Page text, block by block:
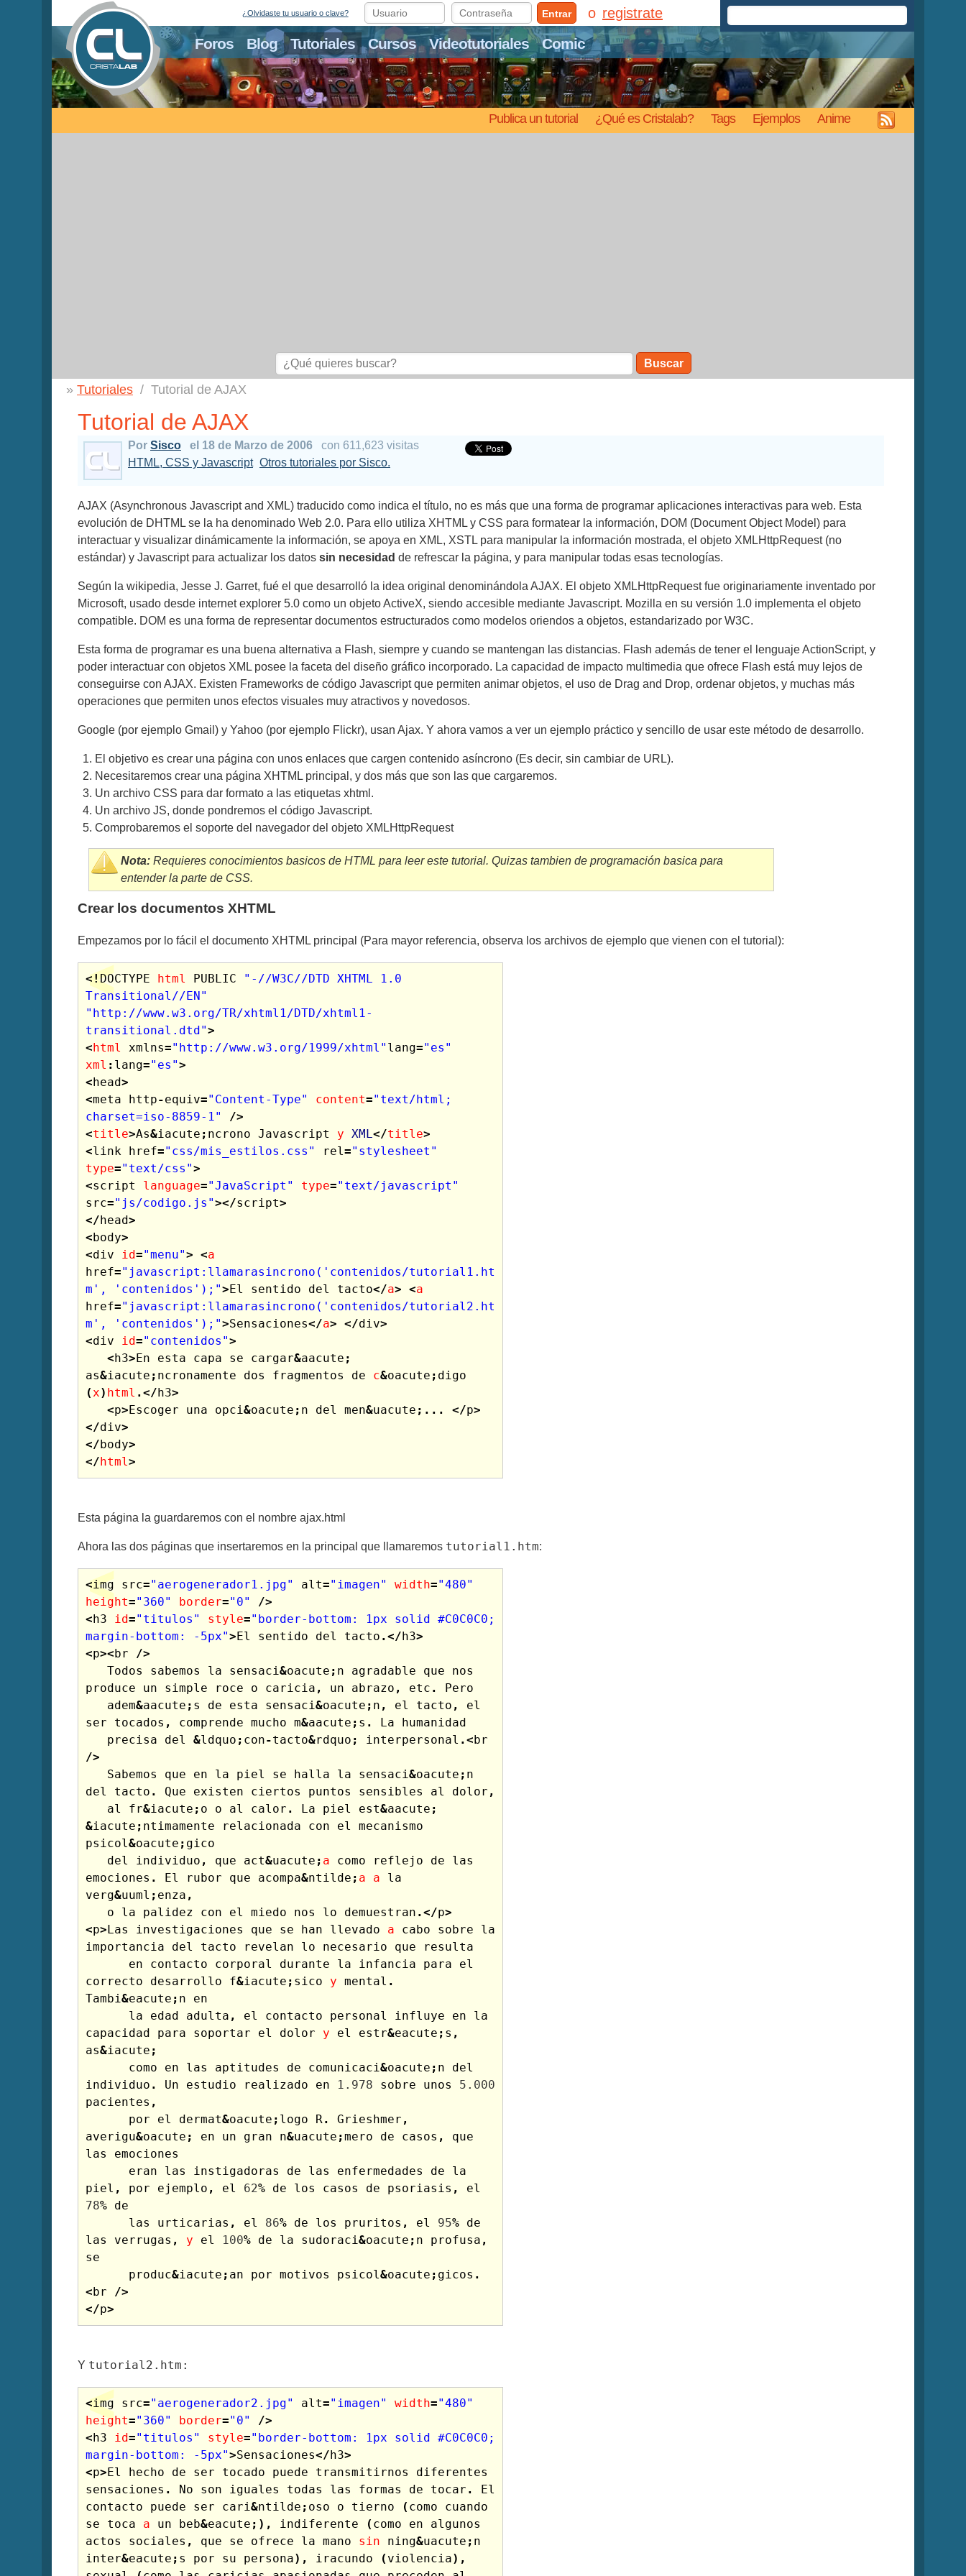
Foros Blog Tutoriales Cursos Videotutoriales Comic
Publica un tutorial ¿Qué es Cristalab? Tags Ejemplos Anime
¿Olvidaste tu usuario o clave? Entrar registrate
Buscar
Tutoriales Tutorial de AJAX
Tutorial de AJAX
Por Sisco el 18 de Marzo de 2006
con 611,623 visitas
HTML, CSS y Javascript Otros tutoriales por Sisco.
AJAX (Asynchronous Javascript and XML) traducido como indica el título, no es más que una forma de programar aplicaciones interactivas para web. Esta
evolución de DHTML se la ha denominado Web 2.0. Para ello utiliza XHTML y CSS para formatear la información, DOM (Document Object Model) para
interactuar y visualizar dinámicamente la información, se apoya en XML, XSTL para manipular la información mostrada, el objeto XMLHttpRequest (no
estándar) y Javascript para actualizar los datos sin necesidad de refrescar la página, y para manipular todas esas tecnologías.
Según la wikipedia, Jesse J. Garret, fué el que desarrolló la idea original denominándola AJAX. El objeto XMLHttpRequest fue originariamente inventado por
Microsoft, usado desde internet explorer 5.0 como un objeto ActiveX, siendo accesible mediante Javascript. Mozilla en su versión 1.0 implementa el objeto
compatible. DOM es una forma de representar documentos estructurados como modelos oriendos a objetos, estandarizado por W3C.
Esta forma de programar es una buena alternativa a Flash, siempre y cuando se mantengan las distancias. Flash además de tener el lenguaje ActionScript, y
poder interactuar con objetos XML posee la faceta del diseño gráfico incorporado. La capacidad de impacto multimedia que ofrece Flash está muy lejos de
conseguirse con AJAX. Existen Frameworks de código Javascript que permiten animar objetos, el uso de Drag and Drop, ordenar objetos, y muchas más
operaciones que permiten unos efectos visuales muy atractivos y novedosos.
Google (por ejemplo Gmail) y Yahoo (por ejemplo Flickr), usan Ajax. Y ahora vamos a ver un ejemplo práctico y sencillo de usar este método de desarrollo.
El objetivo es crear una página con unos enlaces que cargen contenido asíncrono (Es decir, sin cambiar de URL).
Necesitaremos crear una página XHTML principal, y dos más que son las que cargaremos.
Un archivo CSS para dar formato a las etiquetas xhtml.
Un archivo JS, donde pondremos el código Javascript.
Comprobaremos el soporte del navegador del objeto XMLHttpRequest
Nota: Requieres conocimientos basicos de HTML para leer este tutorial. Quizas tambien de programación basica para
entender la parte de CSS.
Crear los documentos XHTML
Empezamos por lo fácil el documento XHTML principal (Para mayor referencia, observa los archivos de ejemplo que vienen con el tutorial):
<!DOCTYPE html PUBLIC
"-//W3C//DTD XHTML 1.0
Transitional//EN"
"http://www.w3.org/TR/xhtml1/DTD/xhtml1-
transitional.dtd">
<html xmlns="http://www.w3.org/1999/xhtml" lang="es"
xml : lang="es">
<head>
<meta http-equiv="Content-Type" content="text/html;
charset=iso-8859-1"
/>
<title>As&iacute ; ncrono Javascript y XML </title>
<link href="css/mis_estilos.css" rel ="stylesheet"
type="text/css">
<script language="JavaScript" type="text/javascript"
src="js/codigo.js"></script>
</head>
<body>
<div id="menu"> <a
href="javascript:llamarasincrono('contenidos/tutorial1.ht
m', 'contenidos');">El sentido del tacto</a> <a
href="javascript:llamarasincrono('contenidos/tutorial2.ht
m', 'contenidos');">Sensaciones</a> </div>
<div id="contenidos">
<h3>En esta capa se cargar&aacute ;
as&iacute ; ncronamente dos fragmentos de c&oacute ; digo
( x) html .</h3>
<p>Escoger una opci &oacute ; n del men&uacute ;... </p>
</div>
</body>
</html >
Esta página la guardaremos con el nombre ajax.html
Ahora las dos páginas que insertaremos en la principal que llamaremos tutorial1.htm:
<img src="aerogenerador1.jpg" alt="imagen" width="480"
height="360" border="0"
/>
<h3 id="titulos" style="border-bottom: 1px solid #C0C0C0;
margin-bottom: -5px">El sentido del tacto .</h3>
<p><br
/>
Todos
sabemos la sensaci &oacute ; n agradable que
nos
produce
un simple roce o caricia , un abrazo , etc .
Pero
adem&aacute ; s de esta sensaci &oacute ; n , el tacto ,
el
ser
tocados , comprende mucho m&aacute ; s . La
humanidad
precisa
del &ldquo ; con-tacto&rdquo ; interpersonal .<br
/>
Sabemos
que en la piel se halla la sensaci &oacute ; n
del
tacto . Que existen ciertos puntos sensibles al dolor ,
al
fr&iacute ; o o al calor . La piel est&aacute ;
&iacute ; ntimamente relacionada con el
mecanismo
psicol &oacute ; gico
del
individuo , que act&uacute ; a como reflejo de
las
emociones . El rubor que acompa&ntilde ; a a
la
verg&uuml ; enza ,
o
la palidez con el miedo nos lo demuestran .</p>
<p>Las investigaciones que se han llevado a cabo sobre
la
importancia
del tacto revelan lo necesario que
resulta
en
contacto corporal durante la infancia para
el
correcto
desarrollo f&iacute ; sico y mental .
Tambi &eacute ; n
en
la
edad adulta , el contacto personal influye en
la
capacidad
para soportar el dolor y el estr&eacute ; s ,
as&iacute ;
como
en las aptitudes de comunicaci &oacute ; n
del
individuo . Un estudio realizado en 1.978 sobre unos
5.000
pacientes ,
por
el dermat&oacute ; logo R . Grieshmer ,
averigu&oacute ; en un gran n&uacute ;mero de casos ,
que
las
emociones
eran
las instigadoras de las enfermedades de
la
piel , por ejemplo , el 62% de los casos de psoriasis ,
el
78% de
las
urticarias , el 86% de los pruritos , el 95% de
las
verrugas , y el 100% de la sudoraci &oacute ; n profusa ,
se
produc&iacute ; an por motivos psicol &oacute ; gicos .
<br
/>
</p>
Y tutorial2.htm:
<img src="aerogenerador2.jpg" alt="imagen" width="480"
height="360" border="0"
/>
<h3 id="titulos" style="border-bottom: 1px solid #C0C0C0;
margin-bottom: -5px">Sensaciones</h3>
<p>El hecho de ser tocado puede transmitirnos
diferentes
sensaciones . No son iguales todas las formas de tocar .
El
contacto
puede ser cari &ntilde ; oso o tierno ( como
cuando
se
toca a un beb&eacute ;), indiferente ( como en
algunos
actos
sociales , que se ofrece la mano sin ning&uacute ; n
inter&eacute ; s por su persona), iracundo ( violencia),